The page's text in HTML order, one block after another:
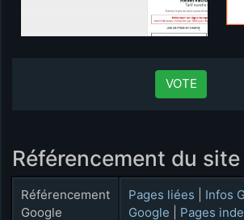
VOTE
Référencement du site
Référencement
Google
Pages liées Infos
Google
Pages